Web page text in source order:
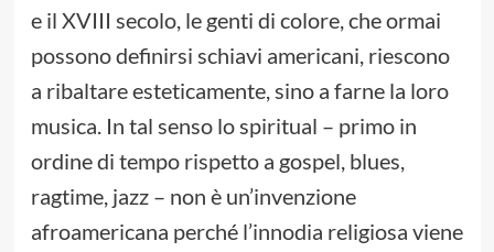
e il XVIII secolo, le genti di colore, che ormai
possono definirsi schiavi americani, riescono
a ribaltare esteticamente, sino a farne la loro
musica. In tal senso lo spiritual – primo in
ordine di tempo rispetto a gospel, blues,
ragtime, jazz – non è un’invenzione
afroamericana perché l’innodia religiosa viene